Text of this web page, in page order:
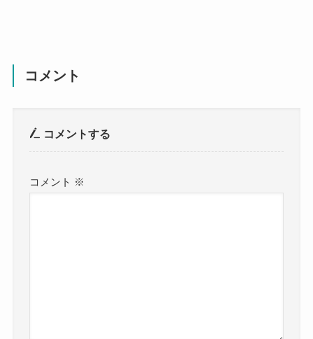
コメント
コメントする
コメント ※